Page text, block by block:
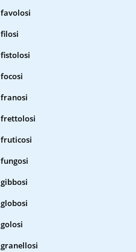
favolosi
filosi
fistolosi
focosi
franosi
frettolosi
fruticosi
fungosi
gibbosi
globosi
golosi
granellosi